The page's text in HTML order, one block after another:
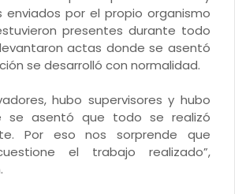
enviados por el propio organismo
presentes durante todo
actas donde se asentó
se desarrolló con normalidad.
hubo supervisores y hubo
se asentó que todo se realizó
Por eso nos sorprende que
el trabajo realizado”,